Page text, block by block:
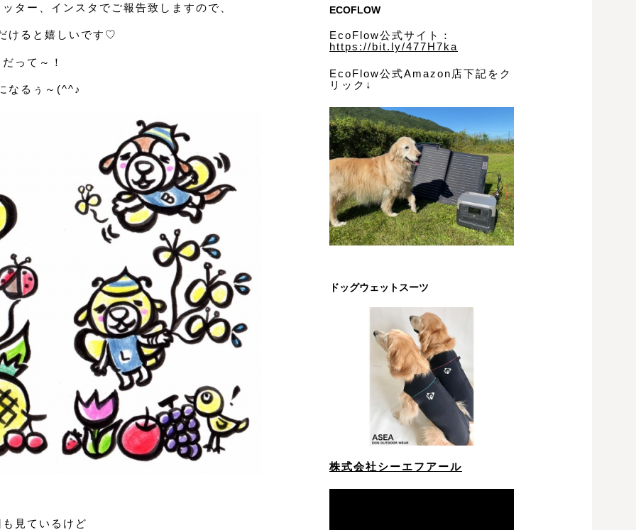
ター、インスタでご報告致しますので、
けると嬉しいです♡
だって～！
なるぅ～(^^♪
見ているけど
ECOFLOW
EcoFlow公式サイト：
https://bit.ly/477H7ka
EcoFlow公式Amazon店下記をク
リック↓
ドッグウェットスーツ
株式会社シーエフアール